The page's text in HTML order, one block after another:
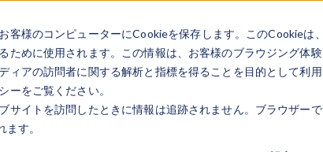
客様のコンピューターにCookieを保存します。このCookieは
ために使用されます。この情報は、お客様のブラウジング体
ィアの訪問者に関する解析と指標を得ることを目的として利
ーをご覧ください。
サイトを訪問したときに情報は追跡されません。ブラウザー
す。
製
Forum